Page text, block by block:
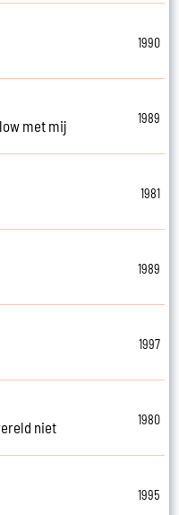
1990
met mij
1989
1981
1989
1997
niet
1980
1995